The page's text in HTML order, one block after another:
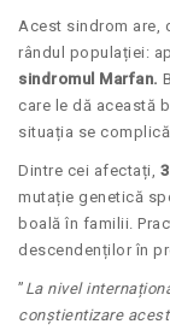
Acest sindrom are,
rândul populației:
sindromul Marfan.
care le dă această
situația se
Dintre cei afectați,
mutație genetică
boală în familii.
descendenților în
” La nivel
conștientizare